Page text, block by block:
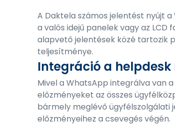
A Daktela számos jelentést nyújt
a valós idejű panelek vagy az
alapvető jelentések közé tartozik
teljesítménye.
Integráció a helpdesk
Mivel a WhatsApp integrálva van
előzményeket az összes
bármely meglévő ügyfélszolgálati
előzményeihez a csevegés végén.